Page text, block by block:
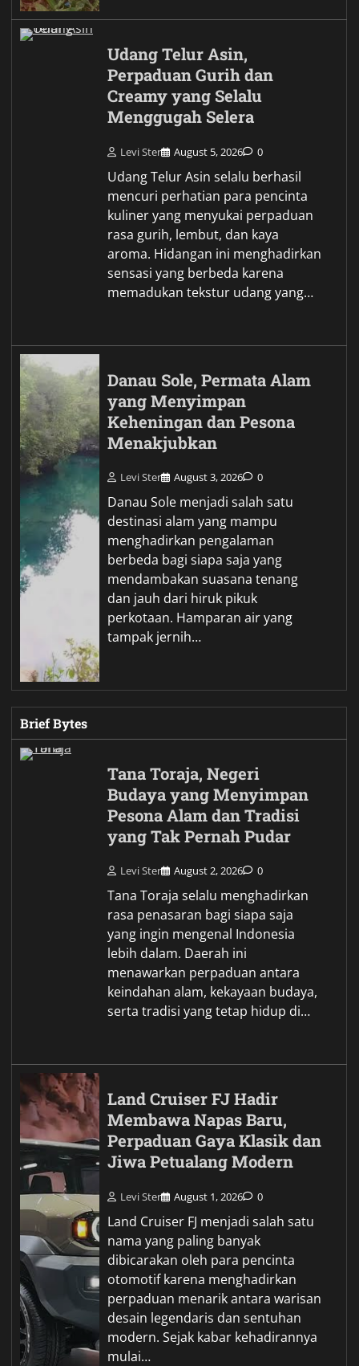
Udang Telur Asin,
Perpaduan Gurih dan
Creamy yang Selalu
Menggugah Selera
Levi Ster August 5, 2026 0
Udang Telur Asin selalu berhasil
mencuri perhatian para pencinta
kuliner yang menyukai perpaduan
rasa gurih, lembut, dan kaya
aroma. Hidangan ini menghadirkan
sensasi yang berbeda karena
memadukan tekstur udang yang…
Danau Sole, Permata Alam
yang Menyimpan
Keheningan dan Pesona
Menakjubkan
Levi Ster August 3, 2026 0
Danau Sole menjadi salah satu
destinasi alam yang mampu
menghadirkan pengalaman
berbeda bagi siapa saja yang
mendambakan suasana tenang
dan jauh dari hiruk pikuk
perkotaan. Hamparan air yang
tampak jernih…
Brief Bytes
Tana Toraja, Negeri
Budaya yang Menyimpan
Pesona Alam dan Tradisi
yang Tak Pernah Pudar
Levi Ster August 2, 2026 0
Tana Toraja selalu menghadirkan
rasa penasaran bagi siapa saja
yang ingin mengenal Indonesia
lebih dalam. Daerah ini
menawarkan perpaduan antara
keindahan alam, kekayaan budaya,
serta tradisi yang tetap hidup di…
Land Cruiser FJ Hadir
Membawa Napas Baru,
Perpaduan Gaya Klasik dan
Jiwa Petualang Modern
Levi Ster August 1, 2026 0
Land Cruiser FJ menjadi salah satu
nama yang paling banyak
dibicarakan oleh para pencinta
otomotif karena menghadirkan
perpaduan menarik antara warisan
desain legendaris dan sentuhan
modern. Sejak kabar kehadirannya
mulai…